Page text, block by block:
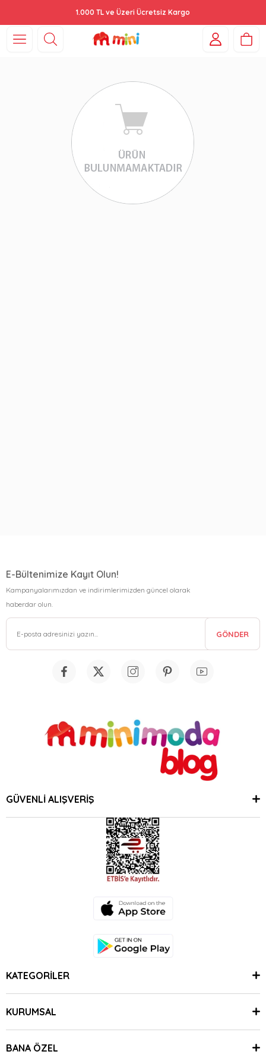
1.000 TL ve Üzeri Ücretsiz Kargo
E-Bültenimize Kayıt Olun!
Kampanyalarımızdan ve indirimlerimizden güncel olarak
haberdar olun.
GÖNDER
GÜVENLİ ALIŞVERİŞ
KATEGORİLER
KURUMSAL
BANA ÖZEL